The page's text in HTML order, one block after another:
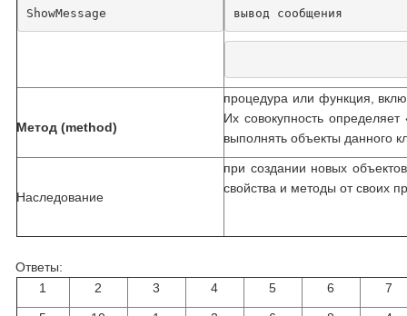
ShowMessage вывод сообщения
Метод (method)
процедура или функция,
Их совокупность определяет
выполнять объекты данного
Наследование
при создании новых
свойства и методы от своих
Ответы:
1
2 3 4 5 6 7